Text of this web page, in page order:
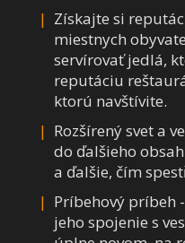
Získajte si
miestnych
servírovať jedlá,
reputáciu
ktorú navštívite.
Rozšírený svet a
do ďalšieho
a ďalšie, čím
Príbehový príbeh
jeho spojenie s